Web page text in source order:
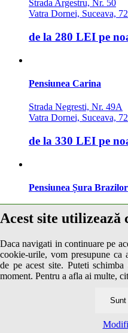
Acest site utilizează
Daca navigati in continuare pe
cookie-urile, vom presupune ca
de pe acest site. Puteti
moment. Pentru a afla ai multe,
Sunt
Strada Argestru, Nr. 50
Vatra Dornei, Suceava,
de la 280 LEI pe
Pensiunea Carina
Strada Negresti, Nr. 49A
Vatra Dornei, Suceava,
de la 330 LEI pe
Pensiunea Șura Brazilor
Strada Pinului, Nr. 5
Vatra Dornei, Suceava,
de la 250 LEIpe
Cazare7 vă pune la dispozitie
toate zonele turistice, oferte